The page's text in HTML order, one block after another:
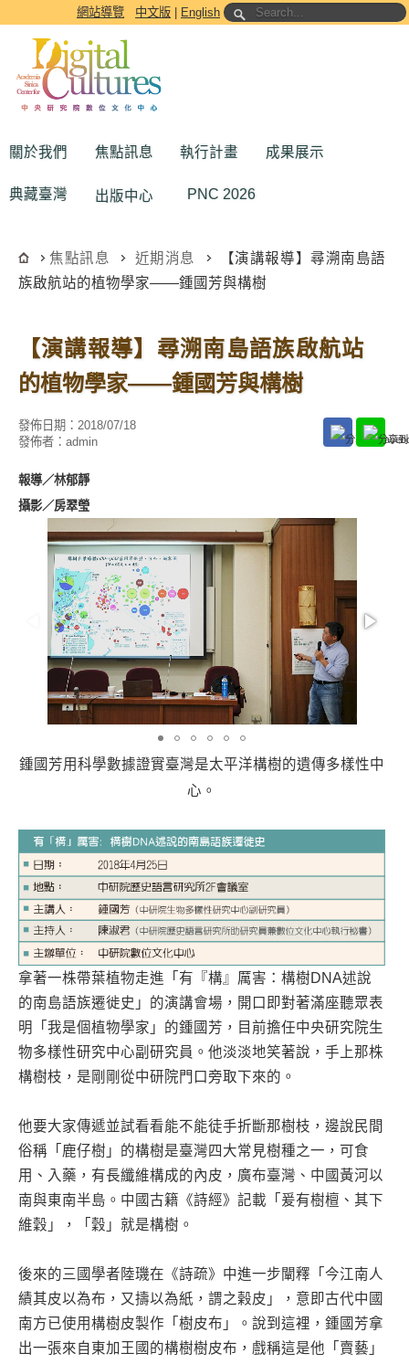
跳到主要內容區塊網站導覽 中文版 English
關於我們 焦點訊息 執行計畫 成果展示
典藏臺灣 出版中心 PNC 2026
焦點訊息 近期消息
【演講報導】尋溯南島語
族啟航站的植物學家——鍾國芳與構樹
【演講報導】尋溯南島語族啟航站
的植物學家——鍾國芳與構樹
發佈日期： 2018/07/18
發佈者： admin
報導／林郁靜
攝影／房翠瑩
鍾國芳用科學數據證實臺灣是太平洋構樹的遺傳多樣性中
心。
拿著一株帶葉植物走進「有『構』厲害：構樹DNA述說
的南島語族遷徙史」的演講會場，開口即對著滿座聽眾表
明「我是個植物學家」的鍾國芳，目前擔任中央研究院生
物多樣性研究中心副研究員。他淡淡地笑著說，手上那株
構樹枝，是剛剛從中研院門口旁取下來的。
他要大家傳遞並試看看能不能徒手折斷那樹枝，邊說民間
俗稱「鹿仔樹」的構樹是臺灣四大常見樹種之一，可食
用、入藥，有長纖維構成的內皮，廣布臺灣、中國黃河以
南與東南半島。中國古籍《詩經》記載「爰有樹檀、其下
維穀」，「穀」就是構樹。
後來的三國學者陸璣在《詩疏》中進一步闡釋「今江南人
績其皮以為布，又擣以為紙，謂之榖皮」，意即古代中國
南方已使用構樹皮製作「樹皮布」。說到這裡，鍾國芳拿
出一張來自東加王國的構樹樹皮布，戲稱這是他「賣藝」